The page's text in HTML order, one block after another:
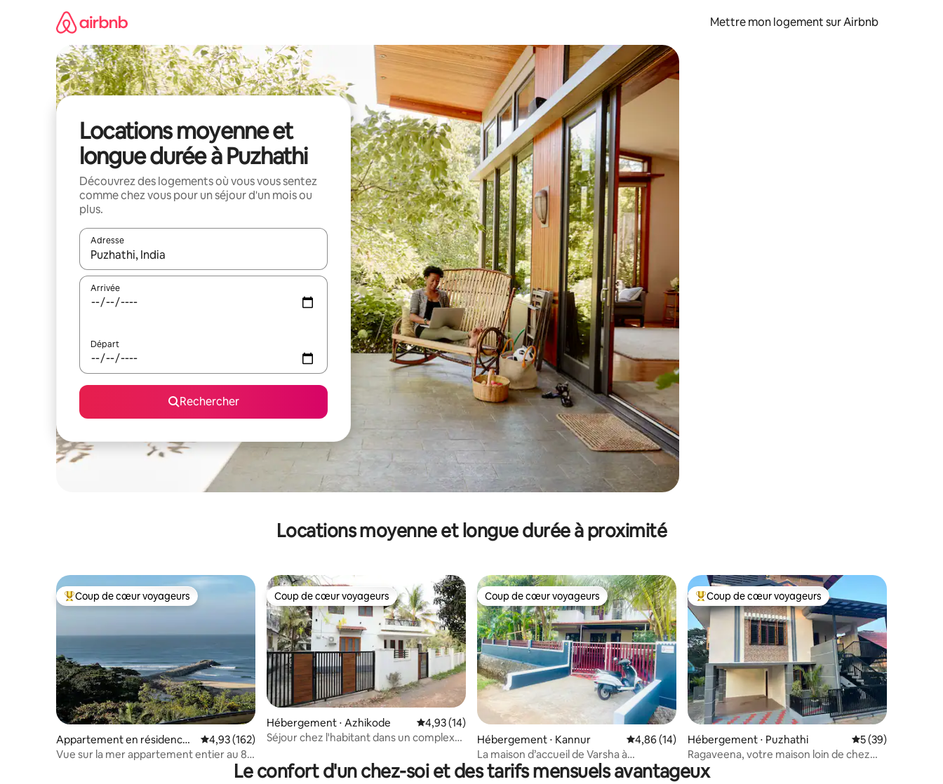
Mettre mon logement sur Airbnb
Locations moyenne et
longue durée à Puzhathi
Découvrez des logements où vous vous sentez
comme chez vous pour un séjour d'un mois ou
plus.
Adresse
Lorsque les résultats s'affichent, utilisez les flèches vers le haut et vers le bas pour les parcourir ou en appuyant et en faisant glisser.
Arrivée
Départ
Rechercher
Locations moyenne et longue durée à proximité
Coups de cœur voyageurs les plus appréciés
Coup de cœur voyageurs
Appartement en résidence ⋅
Kannur
Évaluation moyenne sur la base de 162 commentaires : 4,93 sur 5
4,93 (162)
Vue sur la mer appartement entier au 8e
Coup de cœur voyageurs
Coup de cœur voyageurs
Hébergement ⋅ Azhikode Évaluation moyenne sur la base de 14 commentaires : 4,93 sur 5
4,93 (14)
Séjour chez l'habitant dans un complexe
Coup de cœur voyageurs
Coup de cœur voyageurs
Hébergement ⋅ Kannur Évaluation moyenne sur la base de 14 commentaires : 4,86 sur 5
4,86 (14)
La maison d’accueil de Varsha à
Pallikunnu, Kannur
Coups de cœur voyageurs les plus appréciés
Coup de cœur voyageurs
Hébergement ⋅ Puzhathi Évaluation
5 (39)
Ragaveena, votre maison loin de chez
vous
Le confort d'un chez-soi et des tarifs mensuels avantageux